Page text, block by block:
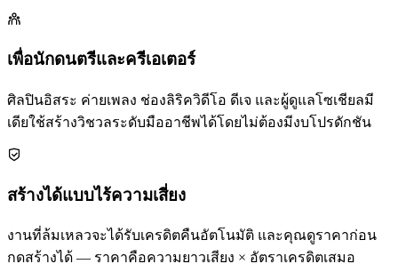
เพื่อนักดนตรีและครีเอเตอร์
ศิลปินอิสระ ค่ายเพลง ช่องลิริควิดีโอ ดีเจ และผู้ดูแลโซเชียลมี
เดียใช้สร้างวิชวลระดับมืออาชีพได้โดยไม่ต้องมีงบโปรดักชัน
สร้างได้แบบไร้ความเสี่ยง
งานที่ล้มเหลวจะได้รับเครดิตคืนอัตโนมัติ และคุณดูราคาก่อน
กดสร้างได้ — ราคาคือความยาวเสียง × อัตราเครดิตเสมอ